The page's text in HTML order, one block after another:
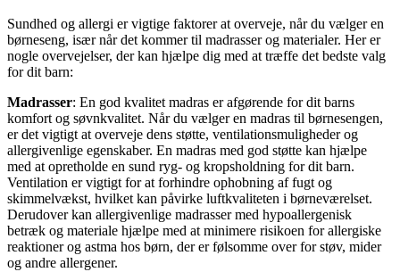
Sundhed og allergi er vigtige faktorer at overveje, når du vælger en
børneseng, især når det kommer til madrasser og materialer. Her er
nogle overvejelser, der kan hjælpe dig med at træffe det bedste valg
for dit barn:
Madrasser: En god kvalitet madras er afgørende for dit barns
komfort og søvnkvalitet. Når du vælger en madras til børnesengen,
er det vigtigt at overveje dens støtte, ventilationsmuligheder og
allergivenlige egenskaber. En madras med god støtte kan hjælpe
med at opretholde en sund ryg- og kropsholdning for dit barn.
Ventilation er vigtigt for at forhindre ophobning af fugt og
skimmelvækst, hvilket kan påvirke luftkvaliteten i børneværelset.
Derudover kan allergivenlige madrasser med hypoallergenisk
betræk og materiale hjælpe med at minimere risikoen for allergiske
reaktioner og astma hos børn, der er følsomme over for støv, mider
og andre allergener.